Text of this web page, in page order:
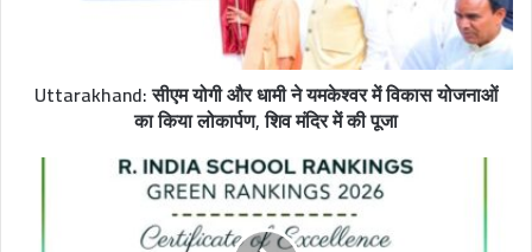
Uttarakhand: सीएम योगी और धामी ने यमकेश्वर में विकास योजनाओं
का किया लोकार्पण, शिव मंदिर में की पूजा